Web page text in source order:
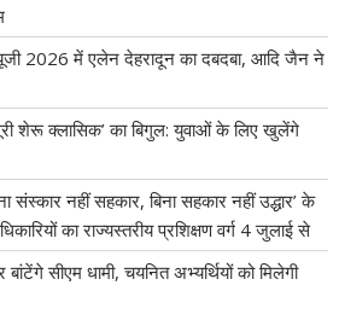
यूजी 2026 में एलेन देहरादून का दबदबा, आदि जैन ने
शेरू क्लासिक’ का बिगुल: युवाओं के लिए खुलेंगे
नहीं सहकार, बिना सहकार नहीं उद्धार’ के
का राज्यस्तरीय प्रशिक्षण वर्ग 4 जुलाई से
सीएम धामी, चयनित अभ्यर्थियों को मिलेगी